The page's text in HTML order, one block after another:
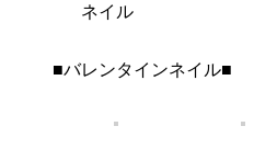
ネイル
■バレンタインネイル■